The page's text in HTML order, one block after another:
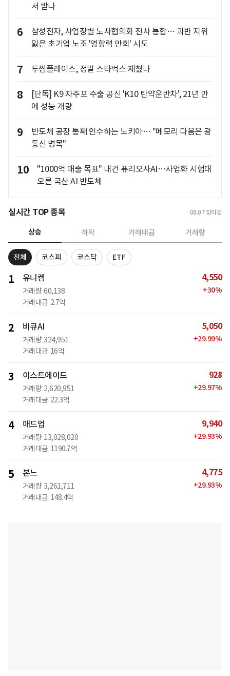
서 받나
6
삼성전자, 사업장별 노사협의회 전사 통합… 과반 지위
잃은 초기업 노조 '영향력 만회' 시도
7 투썸플레이스, 정말 스타벅스 제쳤나
8
[단독] K9 자주포 수출 공신 'K10 탄약운반차', 21년 만
에 성능 개량
9
반도체 공장 통째 인수하는 노키아… "메모리 다음은 광
통신 병목"
10
"1000억 매출 목표" 내건 퓨리오사AI…사업화 시험대
오른 국산 AI 반도체
실시간 TOP 종목 08.07 장마감
상승 하락 거래대금 거래량
전체 코스피 코스닥 ETF
1 유니켐
거래량 60,138
거래대금 2.7억
4,550
+30%
2 비큐AI
거래량 324,951
거래대금 16억
5,050
+29.99%
3 이스트에이드
거래량 2,620,951
거래대금 22.3억
928
+29.97%
4 매드업
거래량 13,028,020
거래대금 1190.7억
9,940
+29.93%
5 본느
거래량 3,261,711
거래대금 148.4억
4,775
+29.93%